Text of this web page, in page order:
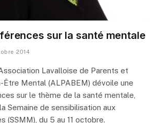
sur la santé mentale
2014
Lavalloise de Parents et
Être Mental (ALPABEM) dévoile une
sur le thème de la santé mentale,
Semaine de sensibilisation aux
(SSMM), du 5 au 11 octobre.